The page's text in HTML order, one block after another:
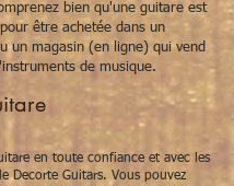
bien qu'une guitare est
être achetée dans un
un magasin (en ligne) qui vend
de musique.
en toute confiance et avec les
Decorte Guitars. Vous pouvez